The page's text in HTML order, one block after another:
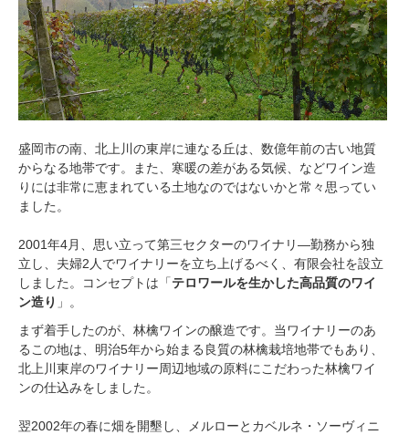
盛岡市の南、北上川の東岸に連なる丘は、数億年前の古い地質
からなる地帯です。また、寒暖の差がある気候、などワイン造
りには非常に恵まれている土地なのではないかと常々思ってい
ました。
2001年4月、思い立って第三セクターのワイナリ―勤務から独
立し、夫婦2人でワイナリーを立ち上げるべく、有限会社を設立
しました。コンセプトは「テロワールを生かした高品質のワイ
ン造り 」。
まず着手したのが、林檎ワインの醸造です。当ワイナリーのあ
るこの地は、明治5年から始まる良質の林檎栽培地帯でもあり、
北上川東岸のワイナリー周辺地域の原料にこだわった林檎ワイ
ンの仕込みをしました。
翌2002年の春に畑を開墾し、メルローとカベルネ・ソーヴィニ